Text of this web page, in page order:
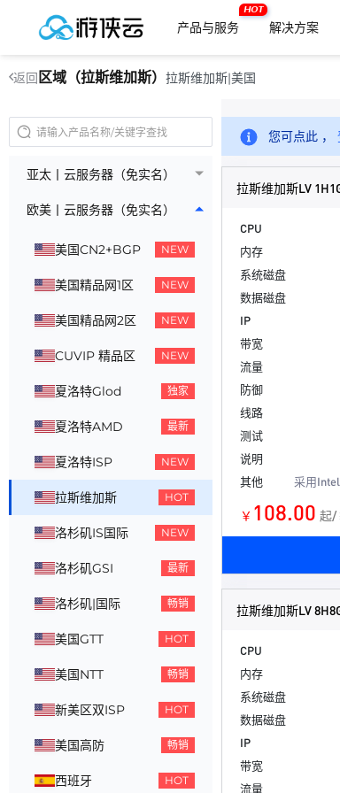
产品与服务
HOT
解决方案
返回 区域（拉斯维加斯） 拉斯维加斯|美国
亚太丨云服务器（免实名）
欧美丨云服务器（免实名）
美国CN2+BGP NEW
美国精品网1区 NEW
美国精品网2区 NEW
CUVIP 精品区 NEW
夏洛特Glod 独家
夏洛特AMD 最新
夏洛特ISP NEW
拉斯维加斯 HOT
洛杉矶IS国际 NEW
洛杉矶GSI 最新
洛杉矶|国际 畅销
美国GTT HOT
美国NTT 畅销
新美区双ISP HOT
美国高防 畅销
西班牙 HOT
您可点此 ，
拉斯维加斯LV
CPU
内存
系统磁盘
数据磁盘
IP
带宽
流量
防御
线路
测试
说明
其他
采用
￥ 108.00 起/
拉斯维加斯LV
CPU
内存
系统磁盘
数据磁盘
IP
带宽
流量